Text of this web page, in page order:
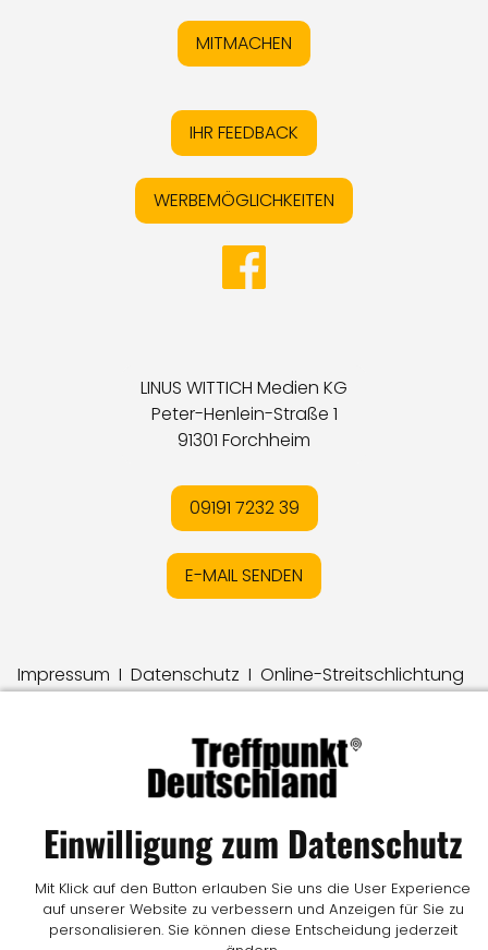
MITMACHEN
IHR FEEDBACK
WERBEMÖGLICHKEITEN
LINUS WITTICH Medien KG
Peter-Henlein-Straße 1
91301 Forchheim
09191 7232 39
E-MAIL SENDEN
Impressum I Datenschutz I Online-Streitschlichtung
IAGBIMediadatenIKontaktIVertrag widerrufen
© LW Medien GmbH
Einwilligung zum Datenschutz
Mit Klick auf den Button erlauben Sie uns die User Experience
auf unserer Website zu verbessern und Anzeigen für Sie zu
personalisieren. Sie können diese Entscheidung jederzeit